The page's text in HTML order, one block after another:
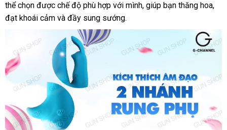
vật
giả
địa
lý
thể chọn Nhật
Bản
được chế độ phù hợp sửa
chữa
với mìnhchính
, giúp bạn thăng hoatư
,
đạt khoái cảm hàng
Hiệu
và đầy sung sướng.